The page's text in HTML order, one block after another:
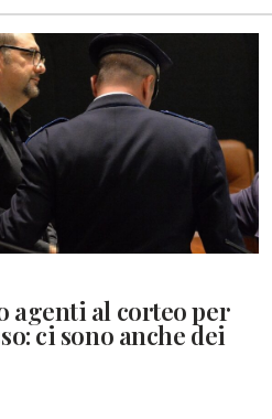
agenti al corteo per
ci sono anche dei